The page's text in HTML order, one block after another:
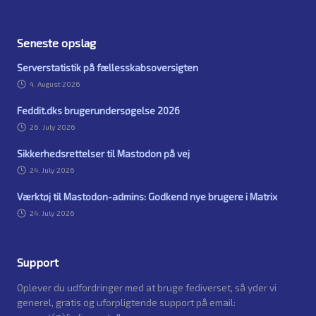
Seneste opslag
Serverstatistik på fællesskabsoversigten
4. August 2026
Feddit.dks brugerundersøgelse 2026
26. July 2026
Sikkerhedsrettelser til Mastodon på vej
24. July 2026
Værktøj til Mastodon-admins: Godkend nye brugere i Matrix
24. July 2026
Support
Oplever du udfordringer med at bruge fediverset, så yder vi
generel, gratis og uforpligtende support på email: